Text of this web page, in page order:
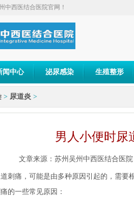
中西医结合医院官网！
闻中心 泌尿感染 生殖整形
> 尿道炎 >
男人小便时尿
文章来源： 苏州吴州中西医结合医院
刺痛，可能是由多种原因引起的，需要
的一些常见原因：